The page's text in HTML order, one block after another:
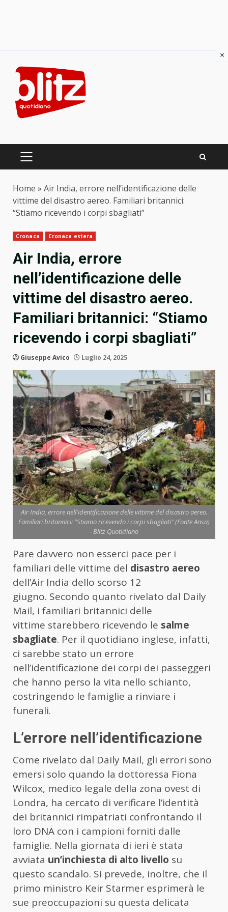
content
PRIMARY
Home » Air India, errore nell’identificazione delle
vittime del disastro aereo. Familiari britannici:
“Stiamo ricevendo i corpi sbagliati”
Cronaca Cronaca estera
Air India, errore
nell’identificazione delle
vittime del disastro aereo.
Familiari britannici: “Stiamo
ricevendo i corpi sbagliati”
Giuseppe Avico Luglio 24, 2025
Air India, errore nell'identificazione delle vittime del disastro aereo.
Familiari britannici: "Stiamo ricevendo i corpi sbagliati" (Fonte Ansa)
- Blitz Quotidiano
Pare davvero non esserci pace per i
familiari delle vittime del disastro aereo
dell’Air India dello scorso 12
giugno. Secondo quanto rivelato dal Daily
Mail, i familiari britannici delle
vittime starebbero ricevendo le salme
sbagliate. Per il quotidiano inglese, infatti,
ci sarebbe stato un errore
nell’identificazione dei corpi dei passeggeri
che hanno perso la vita nello schianto,
costringendo le famiglie a rinviare i
funerali.
L’errore nell’identificazione
Come rivelato dal Daily Mail, gli errori sono
emersi solo quando la dottoressa Fiona
Wilcox, medico legale della zona ovest di
Londra, ha cercato di verificare l’identità
dei britannici rimpatriati confrontando il
loro DNA con i campioni forniti dalle
famiglie. Nella giornata di ieri è stata
avviata un’inchiesta di alto livello su
questo scandalo. Si prevede, inoltre, che il
primo ministro Keir Starmer esprimerà le
sue preoccupazioni su questa delicata
×